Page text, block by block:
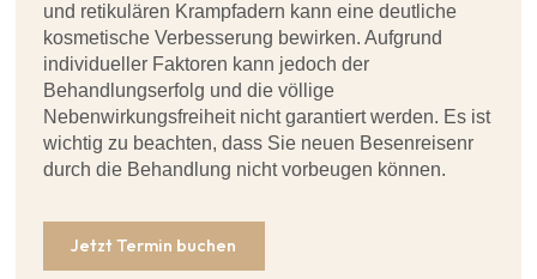
und retikulären Krampfadern kann eine deutliche
kosmetische Verbesserung bewirken. Aufgrund
individueller Faktoren kann jedoch der
Behandlungserfolg und die völlige
Nebenwirkungsfreiheit nicht garantiert werden. Es ist
wichtig zu beachten, dass Sie neuen Besenreisenr
durch die Behandlung nicht vorbeugen können.
Jetzt Termin buchen